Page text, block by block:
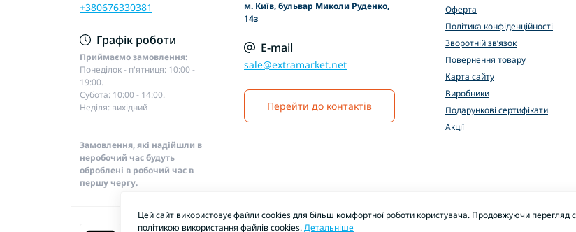
+380676330381
Графік роботи
Приймаємо замовлення:
Понеділок - п'ятниця: 10:00 -
19:00.
Субота: 10:00 - 14:00.
Неділя: вихідний
Замовлення, які надійшли в
неробочий час будуть
оброблені в робочий час в
першу чергу.
м. Київ, бульвар Миколи Руденко,
14з
E-mail
sale@extramarket.net
Перейти до контактів
Оферта
Політика конфіденційності
Зворотній зв’язок
Повернення товару
Карта сайту
Виробники
Подарункові сертифікати
Акції
Цей сайт використовує файли cookies для більш комфортної роботи користувача. Продовжуючи перегляд
політикою використання файлів cookies.Детальніше